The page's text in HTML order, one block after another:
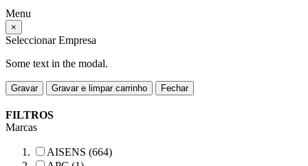
Menu
×
Seleccionar Empresa
Some text in the modal.
Gravar Gravar e limpar carrinho Fechar
FILTROS
Marcas
AISENS (664)